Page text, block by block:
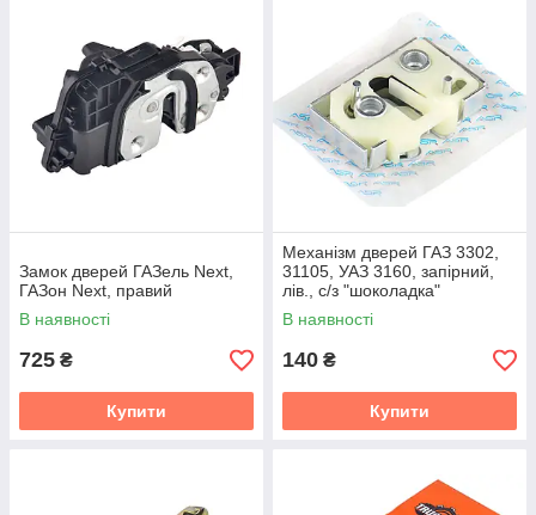
Замок дверей ГАЗель Next,
ГАЗон Next, правий
В наявності
725 ₴
Купити
Механізм дверей ГАЗ 3302,
31105, УАЗ 3160, запірний,
лів., с/з "шоколадка"
В наявності
140 ₴
Купити